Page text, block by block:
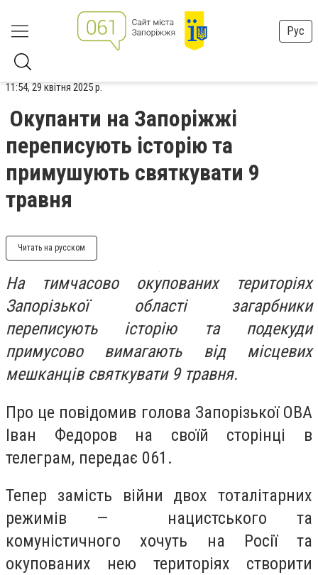
Рус
11:54, 29 квітня 2025 р.
Окупанти на Запоріжжі
переписують історію та
примушують святкувати 9
травня
Читать на русском
На тимчасово окупованих територіях
Запорізької області загарбники
переписують історію та подекуди
примусово вимагають від місцевих
мешканців святкувати 9 травня.
Про це повідомив голова Запорізької ОВА
Іван Федоров на своїй сторінці в
телеграм, передає 061.
Тепер замість війни двох тоталітарних
режимів — нацистського та
комуністичного хочуть на Росії та
окупованих нею територіях створити